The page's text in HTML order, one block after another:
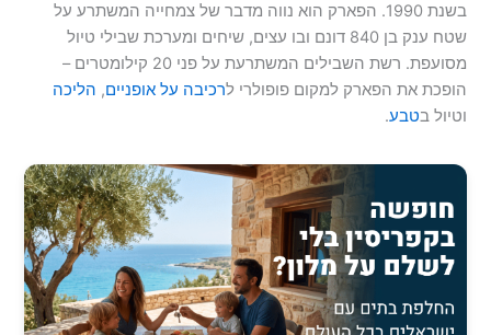
בשנת 1990. הפארק הוא נווה מדבר של צמחייה המשתרע על
שטח ענק בן 840 דונם ובו עצים, שיחים ומערכת שבילי טיול
מסועפת. רשת השבילים המשתרעת על פני 20 קילומטרים –
הופכת את הפארק למקום פופולרי לרכיבה על אופניים, הליכה
וטיול בטבע.